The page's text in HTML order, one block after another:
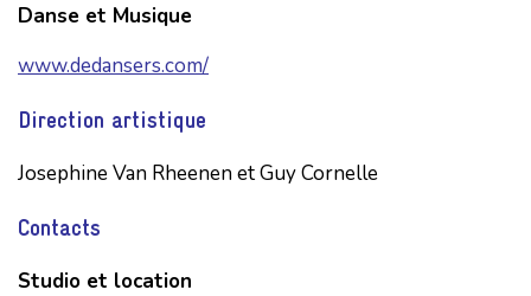
Danse et Musique
www.dedansers.com/
Direction artistique
Josephine Van Rheenen et Guy Cornelle
Contacts
Studio et location